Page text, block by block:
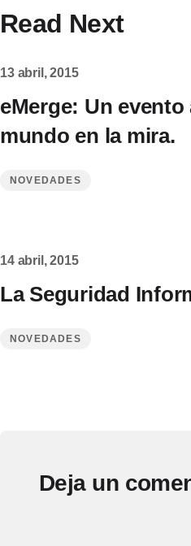
Read Next
13 abril, 2015
eMerge: Un
mundo en la mira.
NOVEDADES
14 abril, 2015
La Seguridad
NOVEDADES
Deja un